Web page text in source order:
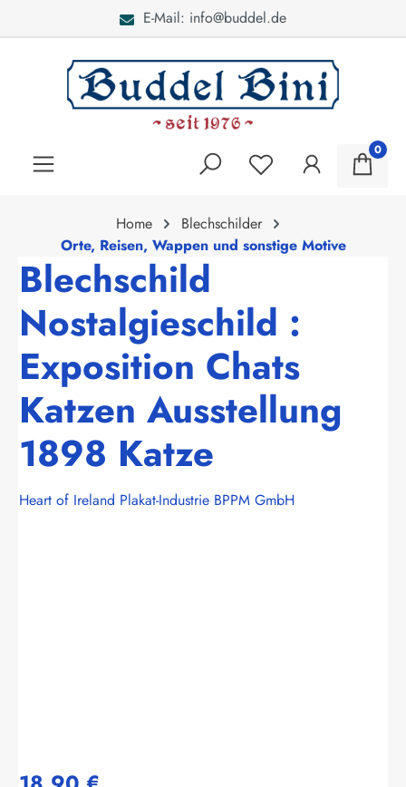
E-Mail: info@buddel.de
0
Home
Blechschilder
Orte, Reisen, Wappen und sonstige Motive
Blechschild
Nostalgieschild :
Exposition Chats
Katzen Ausstellung
1898 Katze
Heart of Ireland Plakat-Industrie BPPM GmbH